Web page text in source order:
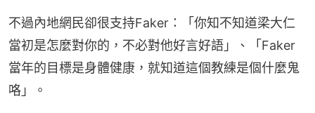
不過內地網民卻很支持Faker：「你知不知道梁大仁
當初是怎麼對你的，不必對他好言好語」、「Faker
當年的目標是身體健康，就知道這個教練是個什麼鬼
咯」。